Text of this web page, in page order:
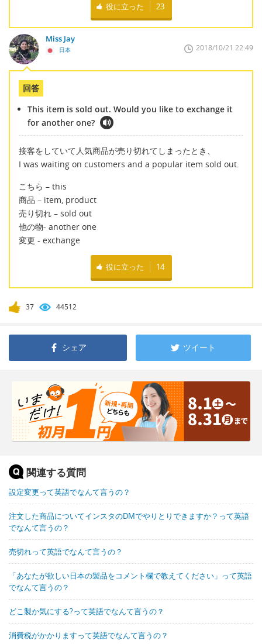
役に立った 23
Miss Jay
日本 2018/10/21 22:49
回答
This item is sold out. Would you like to exchange it
for another one?
接客をしていて人気商品が売り切れてしまったとき、
I was waiting on customers and a popular item sold out.
こちら – this
商品 – item, product
売り切れ – sold out
他の物- another one
変更 - exchange
役に立った 14
37 44512
シェア ツイート
関連する質問
設定変更って英語でなんて言うの？
注文した商品についてインスタのDMでやりとりできますか？って英語
でなんて言うの？
売切れって英語でなんて言うの？
「あなたが欲しい日本の製品をコメント欄で教えてください」って英語
でなんて言うの？
どこ製か気にする?って英語でなんて言うの？
消費税がかかりますって英語でなんて言うの？